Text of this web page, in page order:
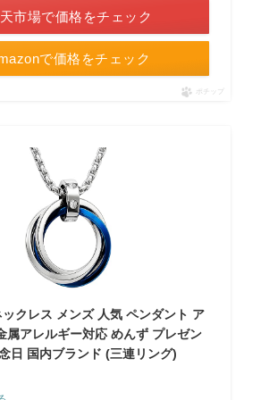
で価格をチェック
市場で価格をチェック
ポチップ
クレス メンズ 人気 ペンダント ア
属アレルギー対応 めんず プレゼン
日 国内ブランド (三連リング)